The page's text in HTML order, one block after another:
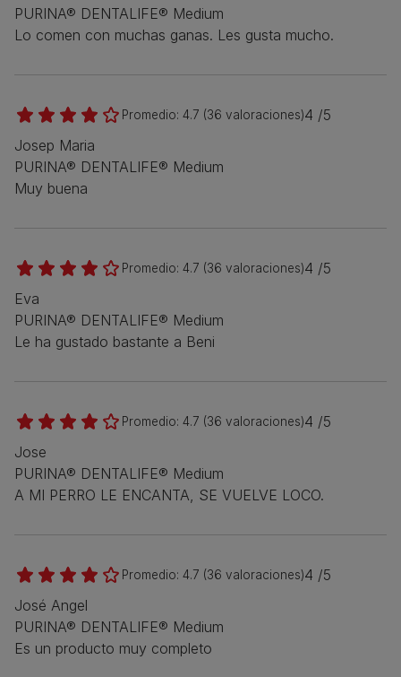
PURINA® DENTALIFE® Medium
Lo comen con muchas ganas. Les gusta mucho.
Promedio: 4.7 (36 valoraciones)4 /5
Josep Maria
PURINA® DENTALIFE® Medium
Muy buena
Promedio: 4.7 (36 valoraciones)4 /5
Eva
PURINA® DENTALIFE® Medium
Le ha gustado bastante a Beni
Promedio: 4.7 (36 valoraciones)4 /5
Jose
PURINA® DENTALIFE® Medium
A MI PERRO LE ENCANTA, SE VUELVE LOCO.
Promedio: 4.7 (36 valoraciones)4 /5
José Angel
PURINA® DENTALIFE® Medium
Es un producto muy completo